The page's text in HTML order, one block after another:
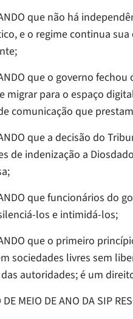
que não há
e o regime continua
que o governo
migrar para o espaço
comunicação que
que a decisão do
de indenização a
que funcionários do
los e intimidá-los;
que o primeiro
sociedades livres sem
autoridades; é um
MEIO DE ANO DA SIP